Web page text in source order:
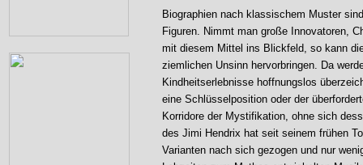
Biographien nach klassischem Muster
Figuren. Nimmt man große Innovatoren,
mit diesem Mittel ins Blickfeld, so kann
ziemlichen Unsinn hervorbringen. Da
Kindheitserlebnisse hoffnungslos
eine Schlüsselposition oder der
Korridore der Mystifikation, ohne sich
des Jimi Hendrix hat seit seinem frühen
Varianten nach sich gezogen und nur